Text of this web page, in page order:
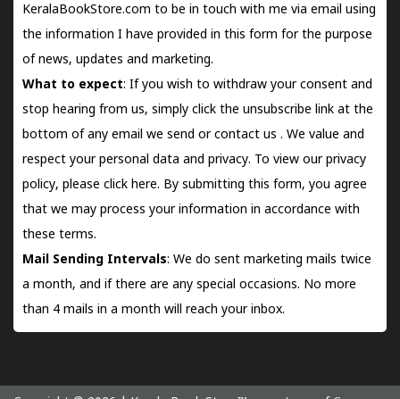
KeralaBookStore.com to be in touch with me via email using
the information I have provided in this form for the purpose
of news, updates and marketing.
What to expect: If you wish to withdraw your consent and
stop hearing from us, simply click the unsubscribe link at the
bottom of any email we send orcontact us . We value and
respect your personal data and privacy. To view our privacy
policy, please click here. By submitting this form, you agree
that we may process your information in accordance with
these terms.
Mail Sending Intervals: We do sent marketing mails twice
a month, and if there are any special occasions. No more
than 4 mails in a month will reach your inbox.